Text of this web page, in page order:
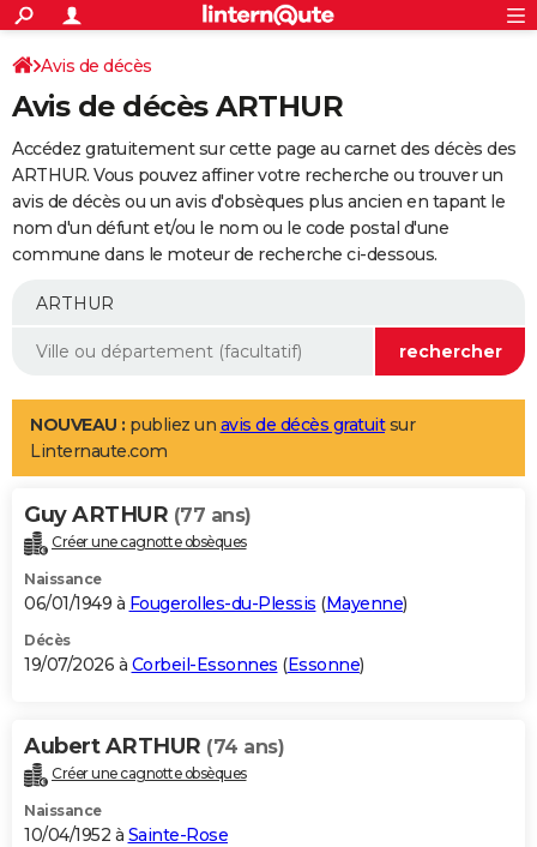
ACTUALITÉS
Politique
Société
Faits Divers
Education
Monde
Villes
+
SPORT
Coupe du monde 2026
Football
Tennis
Cyclisme
Rugby
Forum
Programme TV
TNT
Streaming
Cinéma
Sorties cinéma
Musique
+
FINANCE
Retraite
Epargne
Immobilier
Risques naturels par ville
Banque
Assurance
AUTO
Essais
Réserver un essai
Citadines
Berlines
SUV
Forum auto
+
Mobiles
Meilleur smartphone
Internet
Ordinateurs
Jeux vidéo
Guide high-tech
Aménagement intérieur
LIFESTYLE
Art de vivre
Bien-être
Loisirs
Mode
Modes de vie
Alimentation
Guide de la santé
Maladies
Médicaments
Sommeil
VOYAGE
Destinations
City break
Voyage nature
Voyage de noces
Forum
Climat
+PHOTO
GUIDES D'ACHAT
BONS PLANS
Carte de Noël
Carte Bonne année
Carte Saint-Valentin
Carte Pâques
Carte d'anniversaire
DICTIONNAIRE
Dictionnaire
Biographies
Citations
Expressions
Proverbes
PROGRAMME TV
Avis de décès
Avis de décès ARTHUR
Accédez gratuitement sur cette page au carnet des décès des
ARTHUR. Vous pouvez affiner votre recherche ou trouver un
avis de décès ou un avis d'obsèques plus ancien en tapant le
nom d'un défunt et/ou le nom ou le code postal d'une
commune dans le moteur de recherche ci-dessous.
NOUVEAU : publiez un avis de décès gratuitsur
Linternaute.com
Guy ARTHUR (77 ans)
Créer une cagnotte obsèques
Naissance
06/01/1949 à Fougerolles-du-Plessis (Mayenne)
Décès
19/07/2026 à Corbeil-Essonnes (Essonne)
Aubert ARTHUR (74 ans)
Créer une cagnotte obsèques
Naissance
10/04/1952 à Sainte-Rose